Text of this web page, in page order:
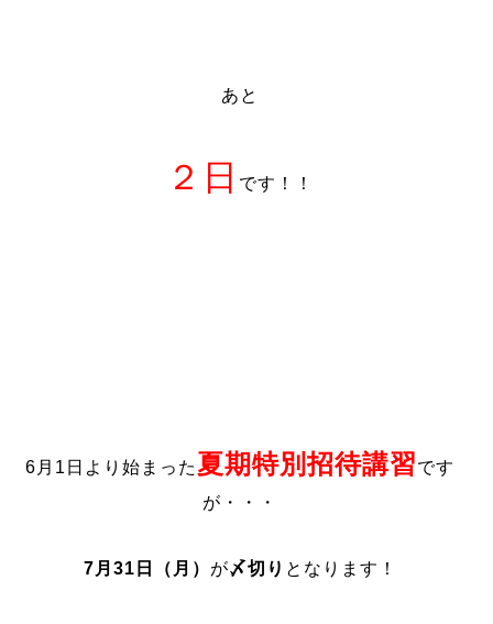
あと
２日 です！！
6月1日より始まった 夏期特別招待講習です
が・・・
7月31日（月） が〆切り となります！